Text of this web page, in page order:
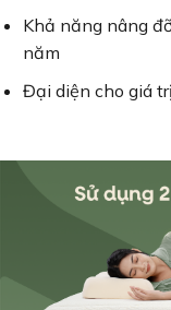
Khả năng nâng
năm
Đại diện cho giá